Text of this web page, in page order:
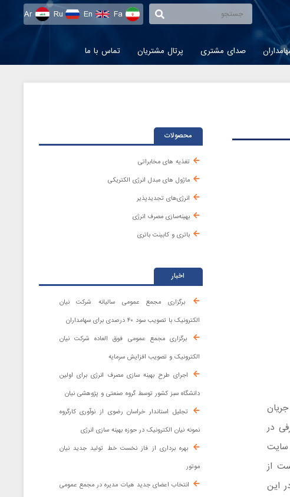
Fa
En
Ru
Ar
صدای مشتری پرتال مشتریان تماس با ما
موجود بر اساس ولتاژ 48- و جریان
در
سایت
است از
این
محصولات
تغذیه های مخابراتی
ماژول های مبدل انرژی الکتریکی
انرژی‌های تجدیدپذیر
بهینه‌سازی مصرف انرژی
باتری و کابینت باتری
اخبار
برگزاری مجمع عمومی سالیانه شرکت نیان
الکترونیک با تصویب سود ۴۰ درصدی برای سهامداران
برگزاری مجمع عمومی فوق العاده شرکت نیان
الکترونیک و تصویب افزایش سرمایه
اجرای طرح بهینه سازی مصرف انرژی برای اولین
دانشگاه سبز کشور توسط گروه صنعتی و پژوهشی نیان
تجلیل استاندار خراسان رضوی از نوآوری کارگروه
نمونه نیان الکترونیک در حوزه بهینه ‌سازی انرژی
بهره برداری از فاز نخست خط تولید جدید نیان
موتور
انتخاب اعضای جدید هیات مدیره در مجمع عمومی